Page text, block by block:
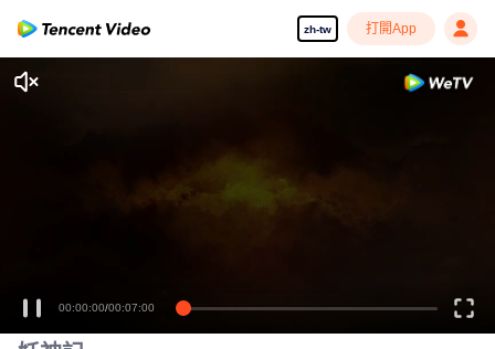
zh-tw 打開App
00:00:00/00:07:00